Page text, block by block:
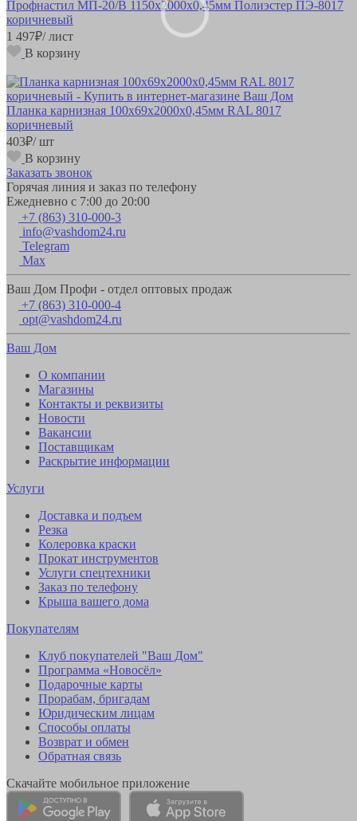
Профнастил МП-20/B 1150х2000х0,45мм Полиэстер ПЭ-8017
коричневый
1 497₽/ лист
В корзину
Планка карнизная 100х69х2000х0,45мм RAL 8017
коричневый
403₽/ шт
В корзину
Заказать звонок
Горячая линия и заказ по телефону
Ежедневно с 7:00 до 20:00
+7 (863) 310-000-3
info@vashdom24.ru
Telegram
Max
Ваш Дом Профи - отдел оптовых продаж
+7 (863) 310-000-4
opt@vashdom24.ru
Ваш Дом
О компании
Магазины
Контакты и реквизиты
Новости
Вакансии
Поставщикам
Раскрытие информации
Услуги
Доставка и подъем
Резка
Колеровка краски
Прокат инструментов
Услуги спецтехники
Заказ по телефону
Крыша вашего дома
Покупателям
Клуб покупателей "Ваш Дом"
Программа «Новосёл»
Подарочные карты
Прорабам, бригадам
Юридическим лицам
Способы оплаты
Возврат и обмен
Обратная связь
Скачайте мобильное приложение